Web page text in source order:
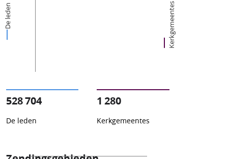
De leden Kerkgemeentes
528 704
De leden
1 280
Kerkgemeentes